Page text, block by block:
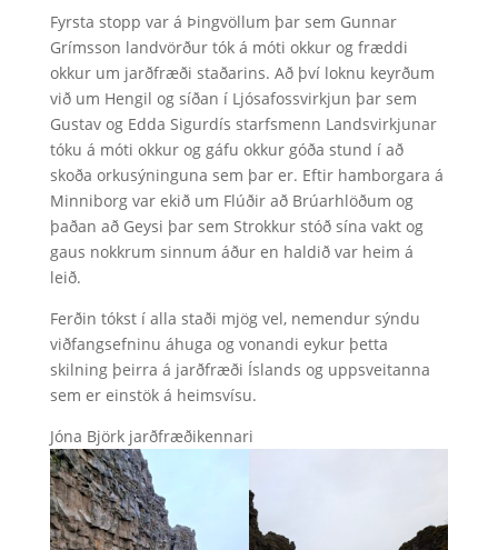
Fyrsta stopp var á Þingvöllum þar sem Gunnar
Grímsson landvörður tók á móti okkur og fræddi
okkur um jarðfræði staðarins. Að því loknu keyrðum
við um Hengil og síðan í Ljósafossvirkjun þar sem
Gustav og Edda Sigurdís starfsmenn Landsvirkjunar
tóku á móti okkur og gáfu okkur góða stund í að
skoða orkusýninguna sem þar er. Eftir hamborgara á
Minniborg var ekið um Flúðir að Brúarhlöðum og
þaðan að Geysi þar sem Strokkur stóð sína vakt og
gaus nokkrum sinnum áður en haldið var heim á
leið.
Ferðin tókst í alla staði mjög vel, nemendur sýndu
viðfangsefninu áhuga og vonandi eykur þetta
skilning þeirra á jarðfræði Íslands og uppsveitanna
sem er einstök á heimsvísu.
Jóna Björk jarðfræðikennari